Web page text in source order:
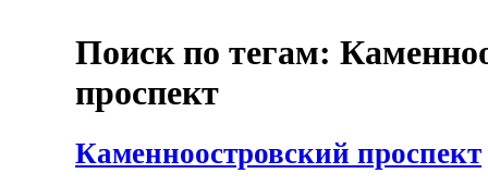
Поиск по тегам:
проспект
Каменноостровский проспект